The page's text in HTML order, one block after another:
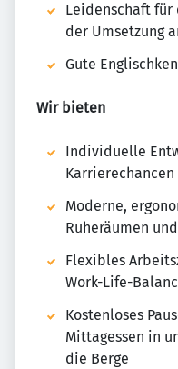
Leidenschaft für
der Umsetzung
Gute
Wir bieten
Individuelle
Karrierechancen
Moderne,
Ruheräumen
Flexibles
Work-Life-
Kostenloses
Mittagessen in
die Berge